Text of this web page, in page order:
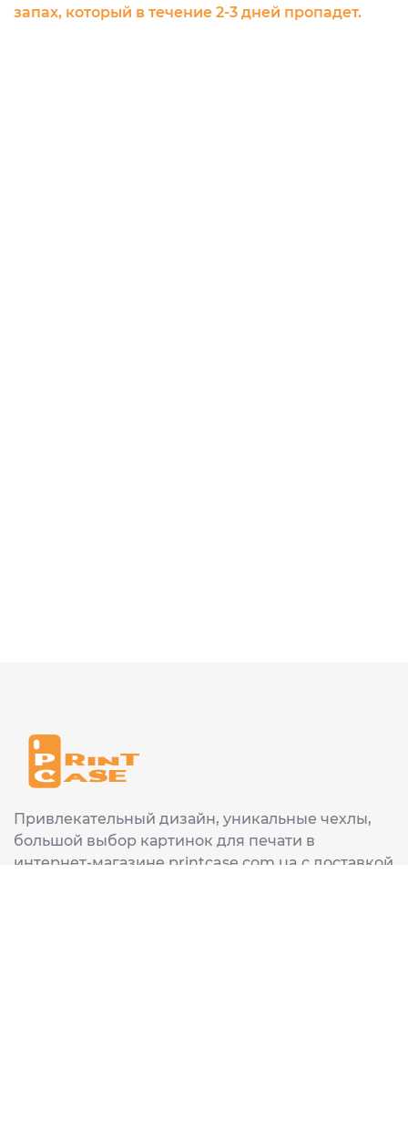
запах, который в течение 2-3 дней пропадет.
Привлекательный дизайн, уникальные чехлы,
большой выбор картинок для печати в
интернет-магазине printcase.com.ua с доставкой